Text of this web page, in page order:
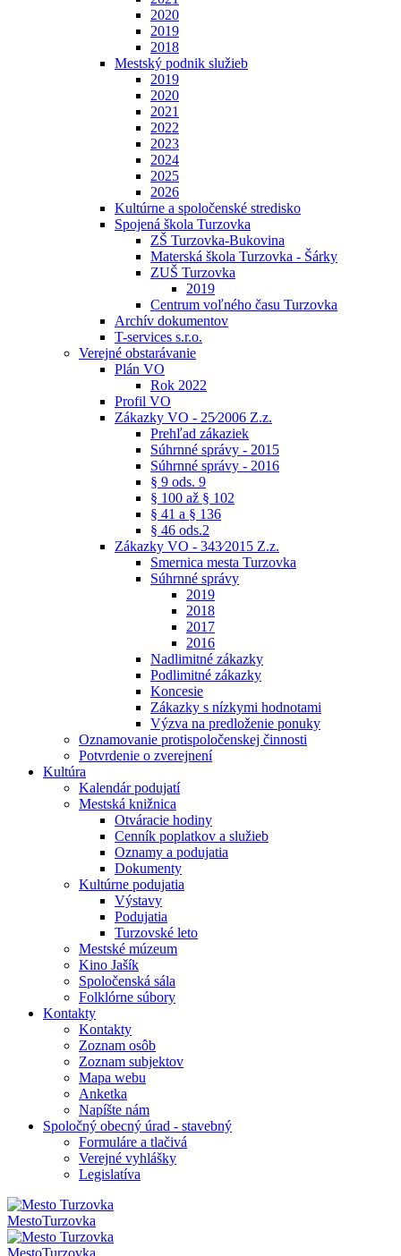
2020
2019
2018
Mestský podnik služieb
2019
2020
2021
2022
2023
2024
2025
2026
Kultúrne a spoločenské stredisko
Spojená škola Turzovka
ZŠ Turzovka-Bukovina
Materská škola Turzovka - Šárky
ZUŠ Turzovka
2019
Centrum voľného času Turzovka
Archív dokumentov
T-services s.r.o.
Verejné obstarávanie
Plán VO
Rok 2022
Profil VO
Zákazky VO - 25⁄2006 Z.z.
Prehľad zákaziek
Súhrnné správy - 2015
Súhrnné správy - 2016
§ 9 ods. 9
§ 100 až § 102
§ 41 a § 136
§ 46 ods.2
Zákazky VO - 343⁄2015 Z.z.
Smernica mesta Turzovka
Súhrnné správy
2019
2018
2017
2016
Nadlimitné zákazky
Podlimitné zákazky
Koncesie
Zákazky s nízkymi hodnotami
Výzva na predloženie ponuky
Oznamovanie protispoločenskej činnosti
Potvrdenie o zverejnení
Kultúra
Kalendár podujatí
Mestská knižnica
Otváracie hodiny
Cenník poplatkov a služieb
Oznamy a podujatia
Dokumenty
Kultúrne podujatia
Výstavy
Podujatia
Turzovské leto
Mestské múzeum
Kino Jašík
Spoločenská sála
Folklórne súbory
Kontakty
Kontakty
Zoznam osôb
Zoznam subjektov
Mapa webu
Anketka
Napíšte nám
Spoločný obecný úrad - stavebný
Formuláre a tlačivá
Verejné vyhlášky
Legislatíva
MestoTurzovka
MestoTurzovka